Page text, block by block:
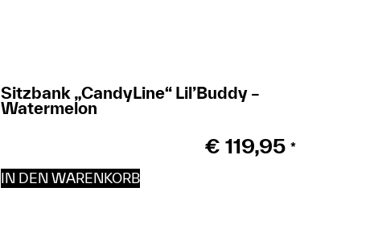
Sitzbank „CandyLine“ Lil’Buddy –
Watermelon
€ 119,95 *
IN DEN WARENKORB